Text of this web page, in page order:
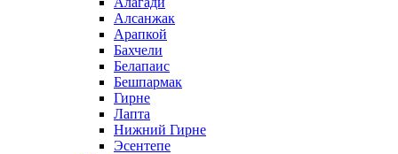
Алсанжак
Арапкой
Бахчели
Белапаис
Бешпармак
Гирне
Лапта
Нижний Гирне
Эсентепе